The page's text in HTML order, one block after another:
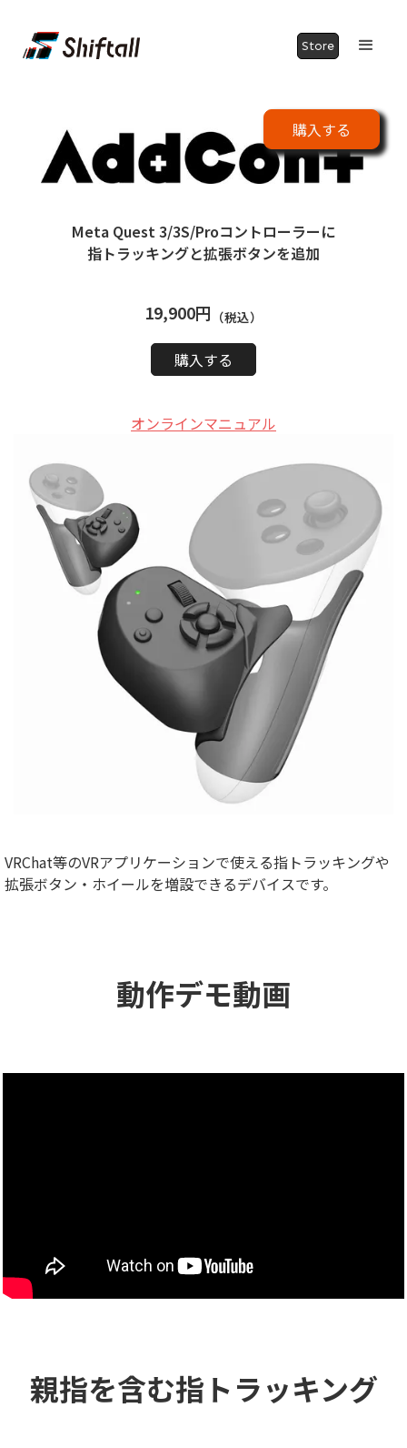
Store
購入する
Meta Quest 3/3S/Proコントローラーに
指トラッキングと拡張ボタンを追加
19,900円 （税込）
購入する
オンラインマニュアル
VRChat等のVRアプリケーションで使える指トラッキングや
拡張ボタン・ホイールを増設できるデバイスです。
動作デモ動画
親指を含む指トラッキング